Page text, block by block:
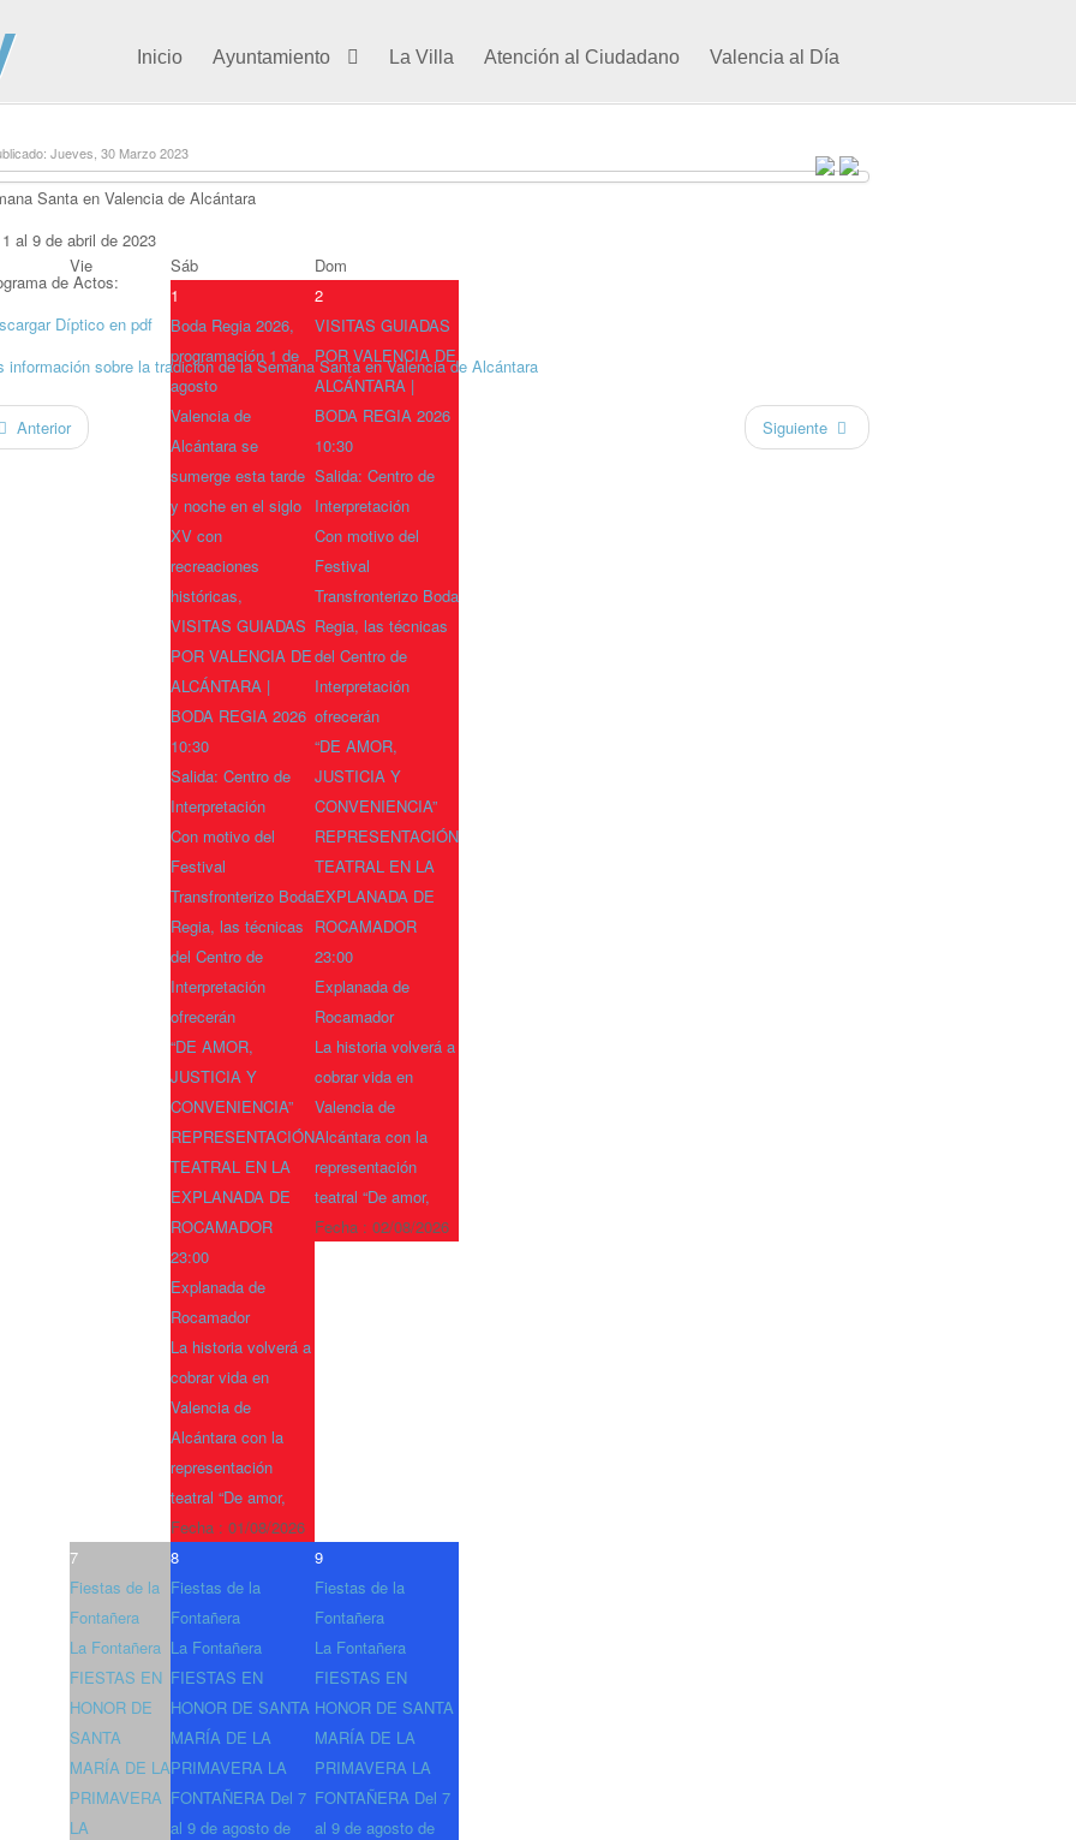
Inicio Ayuntamiento La Villa Atención al Ciudadano Valencia al Día
Vie Sáb
Dom
1
Boda Regia 2026,
programación 1 de
agosto
Valencia de
Alcántara se
sumerge esta tarde
y noche en el siglo
XV con
recreaciones
históricas,
VISITAS GUIADAS
POR VALENCIA DE
ALCÁNTARA |
BODA REGIA 2026
10:30
Salida: Centro de
Interpretación
Con motivo del
Festival
Transfronterizo Boda
Regia, las técnicas
del Centro de
Interpretación
ofrecerán
“DE AMOR,
JUSTICIA Y
CONVENIENCIA”
REPRESENTACIÓN
TEATRAL EN LA
EXPLANADA DE
ROCAMADOR
23:00
Explanada de
Rocamador
La historia volverá a
cobrar vida en
Valencia de
Alcántara con la
representación
teatral “De amor,
Fecha : 01/08/2026
2
VISITAS GUIADAS
POR VALENCIA DE
ALCÁNTARA |
BODA REGIA 2026
10:30
Salida: Centro de
Interpretación
Con motivo del
Festival
Transfronterizo Boda
Regia, las técnicas
del Centro de
Interpretación
ofrecerán
“DE AMOR,
JUSTICIA Y
CONVENIENCIA”
REPRESENTACIÓN
TEATRAL EN LA
EXPLANADA DE
ROCAMADOR
23:00
Explanada de
Rocamador
La historia volverá a
cobrar vida en
Valencia de
Alcántara con la
representación
teatral “De amor,
Fecha : 02/08/2026
7
Fiestas de la
Fontañera
La Fontañera
FIESTAS EN
HONOR DE
SANTA
MARÍA DE LA
PRIMAVERA
LA
8
Fiestas de la
Fontañera
La Fontañera
FIESTAS EN
HONOR DE SANTA
MARÍA DE LA
PRIMAVERA LA
FONTAÑERA Del 7
al 9 de agosto de
9
Fiestas de la
Fontañera
La Fontañera
FIESTAS EN
HONOR DE SANTA
MARÍA DE LA
PRIMAVERA LA
FONTAÑERA Del 7
al 9 de agosto de
Jueves, 30 Marzo 2023
Santa en Valencia de Alcántara
al 9 de abril de 2023
de Actos:
Díptico en pdf
información sobre la tradición de la Semana Santa en Valencia de Alcántara
Anterior Siguiente